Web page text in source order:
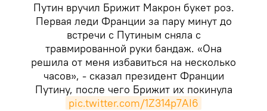
Путин вручил Брижит Макрон букет роз.
Первая леди Франции за пару минут до
встречи с Путиным сняла с
травмированной руки бандаж. «Она
решила от меня избавиться на несколько
часов», - сказал президент Франции
Путину, после чего Брижит их покинула
pic.twitter.com/1Z314p7AI6